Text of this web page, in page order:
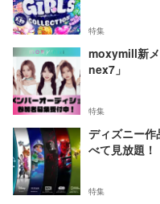
特集
moxymill新
nex7」
特集
ディズニー
べて見放題！
特集